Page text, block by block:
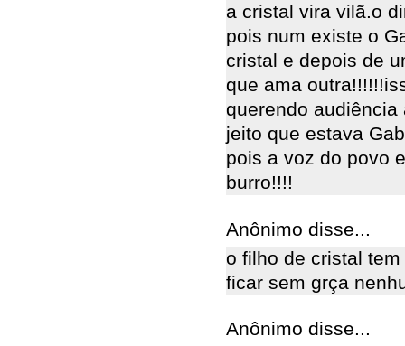
a cristal vira vilã.o
pois num existe o
cristal e depois de
que ama
querendo
jeito que estava
pois a voz do povo
burro!!!!
Anônimo disse...
o filho de cristal
ficar sem grça
Anônimo disse...